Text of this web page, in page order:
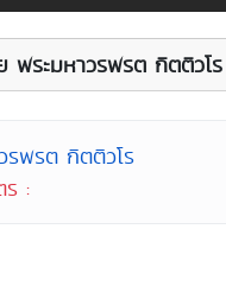
ระมหาวรพรต กิตติวโร
รพรต กิตติวโร
: